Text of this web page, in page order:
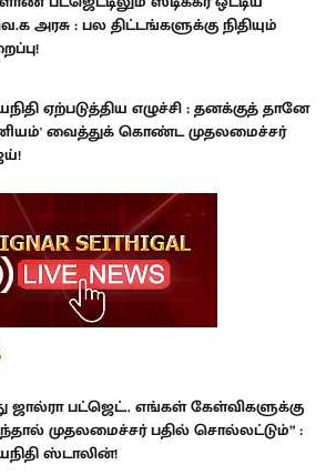
அரசு : பல திட்டங்களுக்கு நிதியும்
ஏற்படுத்திய எழுச்சி : தனக்குத் தானே
வைத்துக் கொண்ட முதலமைச்சர்
ஜால்ரா பட்ஜெட்.. எங்கள் கேள்விகளுக்கு
முதலமைச்சர் பதில் சொல்லட்டும்” :
ஸ்டாலின்!